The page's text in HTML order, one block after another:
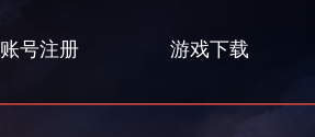
账号注册 游戏下载